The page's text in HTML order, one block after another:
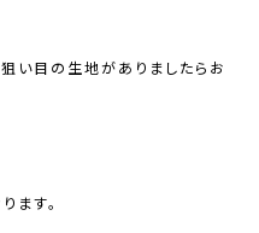
い目の生地がありましたらお
ます。